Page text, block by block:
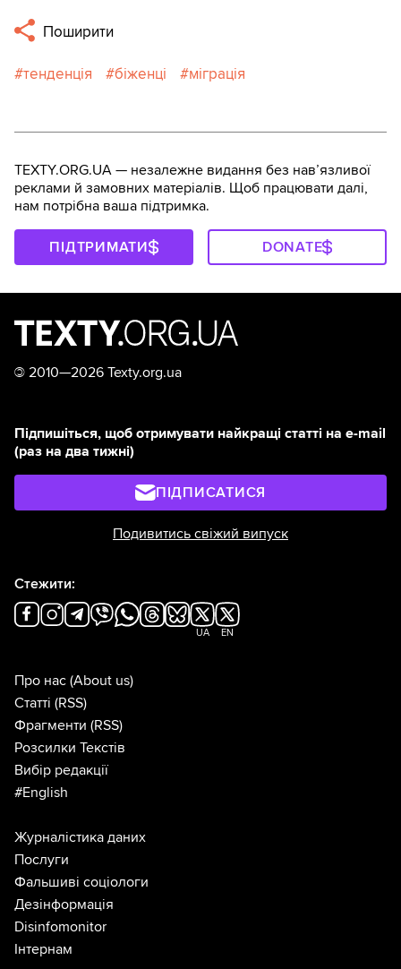
Поширити
тенденція біженці міграція
TEXTY.ORG.UA — незалежне видання без навʼязливої
реклами й замовних матеріалів. Щоб працювати далі,
нам потрібна ваша підтримка.
ПІДТРИМАТИ DONATE
© 2010—2026 Texty.org.ua
Підпишіться, щоб отримувати найкращі статті на e-mail
(раз на два тижні)
ПІДПИСАТИСЯ
Подивитись свіжий випуск
Стежити:
UA EN
Про нас (About us)
Статті (RSS)
Фрагменти (RSS)
Розсилки Текстів
Вибір редакції
#English
Журналістика даних
Послуги
Фальшиві соціологи
Дезінформація
Disinfomonitor
Інтернам